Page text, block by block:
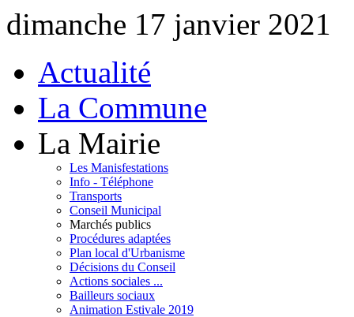
dimanche 17 janvier 2021
Actualité
La Commune
La Mairie
Les Manisfestations
Info - Téléphone
Transports
Conseil Municipal
Marchés publics
Procédures adaptées
Plan local d'Urbanisme
Décisions du Conseil
Actions sociales ...
Bailleurs sociaux
Animation Estivale 2019